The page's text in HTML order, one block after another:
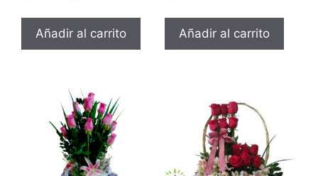
Añadir al carrito Añadir al carrito